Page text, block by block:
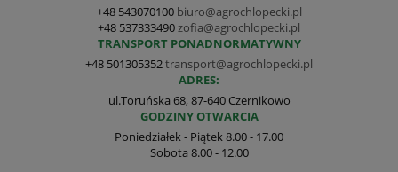
+48 543070100 biuro@agrochlopecki.pl
+48 537333490 zofia@agrochlopecki.pl
TRANSPORT PONADNORMATYWNY
+48 501305352transport@agrochlopecki.pl
ADRES:
ul.Toruńska 68, 87-640 Czernikowo
GODZINY OTWARCIA
Poniedziałek - Piątek 8.00 - 17.00
Sobota 8.00 - 12.00